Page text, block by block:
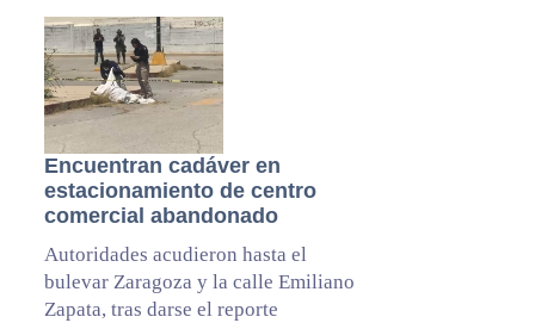
Encuentran cadáver en
estacionamiento de centro
comercial abandonado
Autoridades acudieron hasta el
bulevar Zaragoza y la calle Emiliano
Zapata, tras darse el reporte